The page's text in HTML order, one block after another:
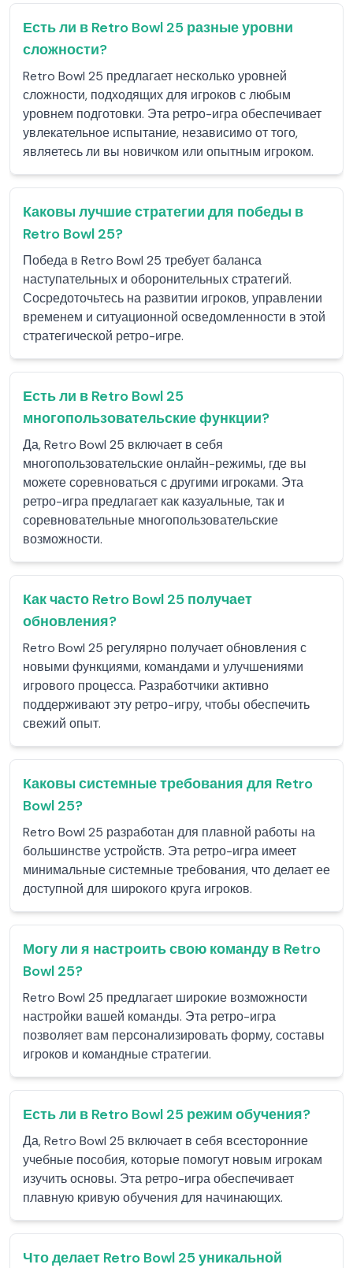
Есть ли в Retro Bowl 25 разные уровни
сложности?
Retro Bowl 25 предлагает несколько уровней
сложности, подходящих для игроков с любым
уровнем подготовки. Эта ретро-игра обеспечивает
увлекательное испытание, независимо от того,
являетесь ли вы новичком или опытным игроком.
Каковы лучшие стратегии для победы в
Retro Bowl 25?
Победа в Retro Bowl 25 требует баланса
наступательных и оборонительных стратегий.
Сосредоточьтесь на развитии игроков, управлении
временем и ситуационной осведомленности в этой
стратегической ретро-игре.
Есть ли в Retro Bowl 25
многопользовательские функции?
Да, Retro Bowl 25 включает в себя
многопользовательские онлайн-режимы, где вы
можете соревноваться с другими игроками. Эта
ретро-игра предлагает как казуальные, так и
соревновательные многопользовательские
возможности.
Как часто Retro Bowl 25 получает
обновления?
Retro Bowl 25 регулярно получает обновления с
новыми функциями, командами и улучшениями
игрового процесса. Разработчики активно
поддерживают эту ретро-игру, чтобы обеспечить
свежий опыт.
Каковы системные требования для Retro
Bowl 25?
Retro Bowl 25 разработан для плавной работы на
большинстве устройств. Эта ретро-игра имеет
минимальные системные требования, что делает ее
доступной для широкого круга игроков.
Могу ли я настроить свою команду в Retro
Bowl 25?
Retro Bowl 25 предлагает широкие возможности
настройки вашей команды. Эта ретро-игра
позволяет вам персонализировать форму, составы
игроков и командные стратегии.
Есть ли в Retro Bowl 25 режим обучения?
Да, Retro Bowl 25 включает в себя всесторонние
учебные пособия, которые помогут новым игрокам
изучить основы. Эта ретро-игра обеспечивает
плавную кривую обучения для начинающих.
Что делает Retro Bowl 25 уникальной